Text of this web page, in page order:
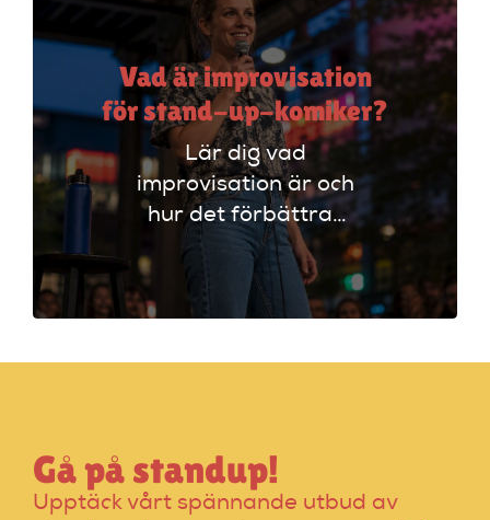
Vad är improvisation
för stand-up-komiker?
Lär dig vad
improvisation är och
hur det förbättrar
din stand-up!
Upptäck tekniker
som stärker ditt
scenframträdande.
Gå på standup!
Upptäck vårt spännande utbud av